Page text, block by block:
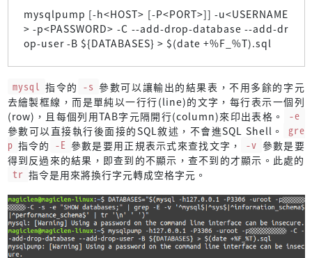
mysqlpump [-h<HOST> [-P<PORT>]] -u<USERNAME
> -p<PASSWORD> -C --add-drop-database --add-dr
op-user -B ${DATABASES} > $(date +%F_%T).sql
mysql 指令的 -s 參數可以讓輸出的結果表，不用多餘的字元
去繪製框線，而是單純以一行行(line)的文字，每行表示一個列
(row)，且每個列用TAB字元隔開行(column)來印出表格。
-e
參數可以直接執行後面接的SQL敘述，不會進SQL Shell。
gre
p 指令的 -E 參數是要用正規表示式來查找文字， -v 參數是要
得到反過來的結果，即查到的不顯示，查不到的才顯示。此處的
tr 指令是用來將換行字元轉成空格字元。